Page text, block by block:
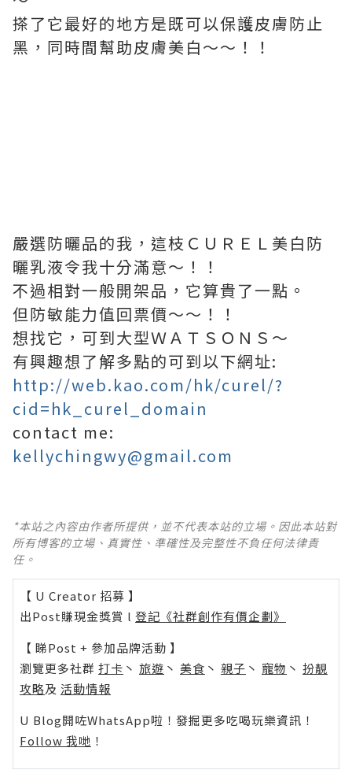
搽了它最好的地方是既可以保護皮膚防止
黑，同時間幫助皮膚美白～～！！
嚴選防曬品的我，這枝ＣＵＲＥＬ美白防
曬乳液令我十分滿意～！！
不過相對一般開架品，它算貴了一點。
但防敏能力值回票價～～！！
想找它，可到大型ＷＡＴＳＯＮＳ～
有興趣想了解多點的可到以下網址:
http://web.kao.com/hk/curel/?
cid=hk_curel_domain
contact me:
kellychingwy@gmail.com
*本站之內容由作者所提供，並不代表本站的立場。因此本站對
所有博客的立場、真實性、準確性及完整性不負任何法律責
任。
【 U Creator 招募 】
出Post賺現金獎賞 l 登記《社群創作有價企劃》
【 睇Post + 參加品牌活動 】
瀏覽更多社群 打卡 丶 旅遊 丶 美食 丶 親子 丶 寵物 丶 扮靚
攻略及 活動情報
U Blog開咗WhatsApp啦！發掘更多吃喝玩樂資訊！
Follow 我哋 ！